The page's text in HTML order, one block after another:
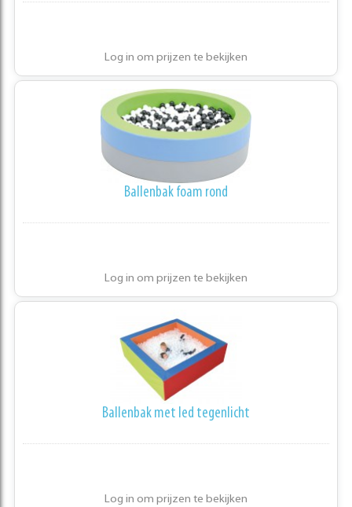
Log in om prijzen te bekijken
Ballenbak foam rond
Log in om prijzen te bekijken
Ballenbak met led tegenlicht
Log in om prijzen te bekijken